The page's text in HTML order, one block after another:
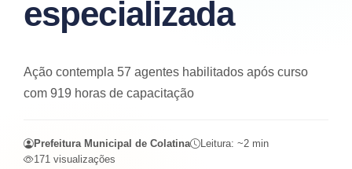
especializada
Ação contempla 57 agentes habilitados após curso
com 919 horas de capacitação
Prefeitura Municipal de Colatina Leitura: ~2 min
171 visualizações